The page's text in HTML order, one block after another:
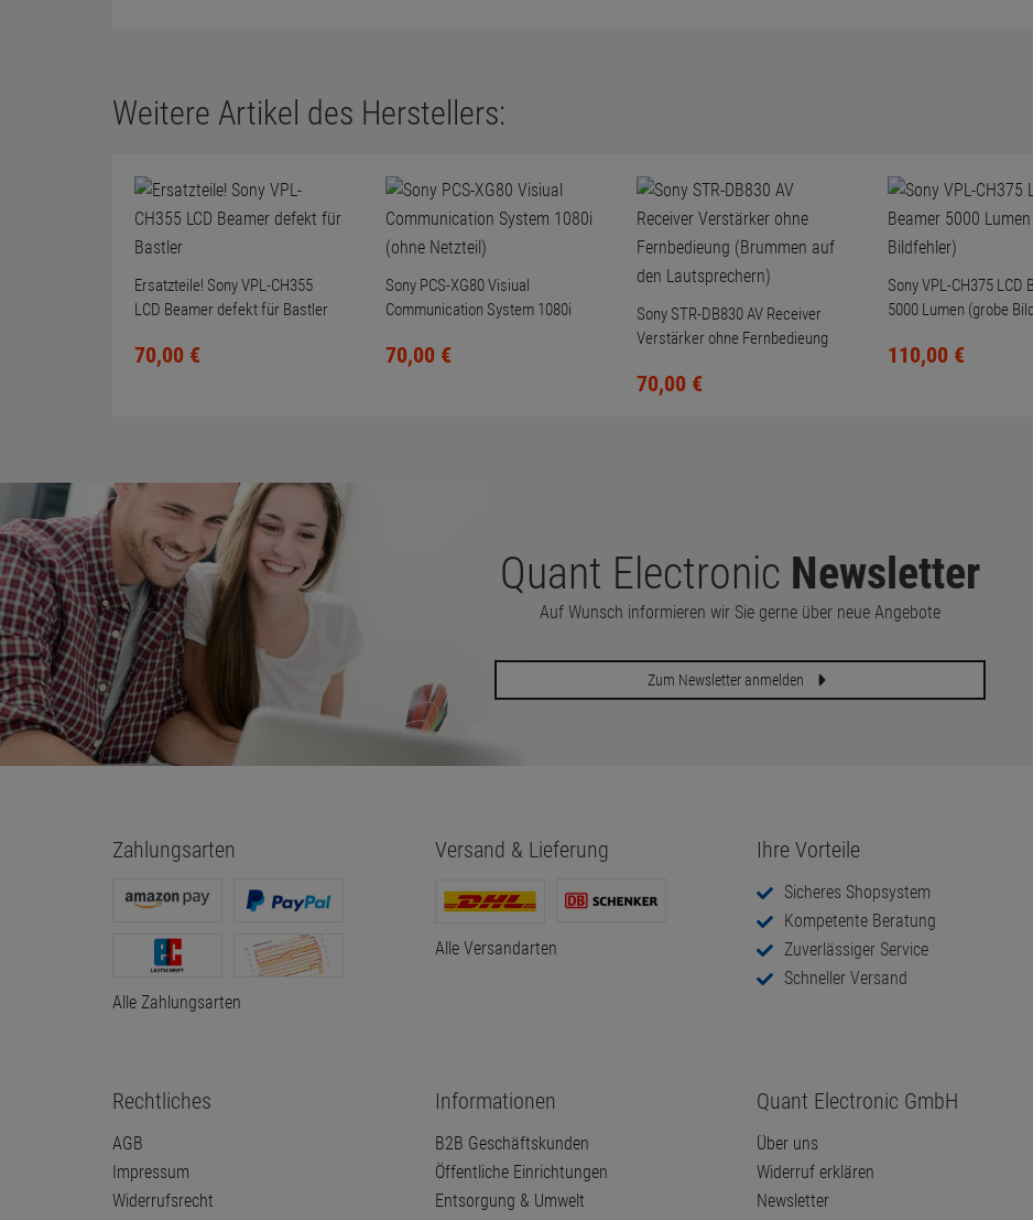
Weitere Artikel des Herstellers:
Ersatzteile! Sony VPL-CH355
LCD Beamer defekt für Bastler
70,00 €
Sony PCS-XG80 Visiual
Communication System 1080i
70,00 €
Sony STR-DB830 AV Receiver
Verstärker ohne Fernbedieung
Lautsprechern)
70,00 €
Sony VPL-CH375 LCD
5000 Lumen (grobe
110,00 €
Quant Electronic Newsletter
Auf Wunsch informieren wir Sie gerne über neue Angebote
Zum Newsletter anmelden
Zahlungsarten
Alle Zahlungsarten
Versand & Lieferung
Alle Versandarten
Ihre Vorteile
Sicheres Shopsystem
Kompetente Beratung
Zuverlässiger Service
Schneller Versand
Rechtliches
AGB
Impressum
Widerrufsrecht
Informationen
B2B Geschäftskunden
Öffentliche Einrichtungen
Entsorgung & Umwelt
Quant Electronic GmbH
Über uns
Widerruf erklären
Newsletter